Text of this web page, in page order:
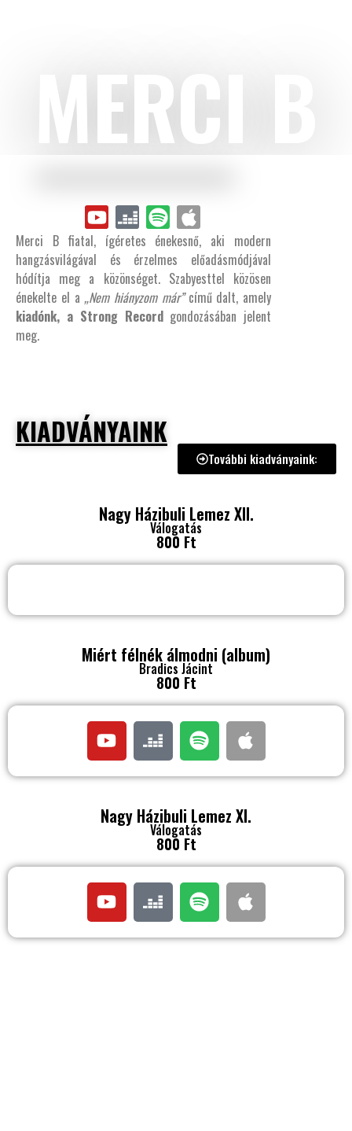
MERCI B
Merci B fiatal, ígéretes énekesnő, aki modern
hangzásvilágával és érzelmes előadásmódjával
hódítja meg a közönséget. Szabyesttel közösen
énekelte el a „Nem hiányzom már”című dalt, amely
kiadónk, a Strong Recordgondozásában jelent
meg.
KIADVÁNYAINK
További kiadványaink:
Nagy Házibuli Lemez XII.
Válogatás
800 Ft
Miért félnék álmodni (album)
Bradics Jácint
800 Ft
Nagy Házibuli Lemez XI.
Válogatás
800 Ft